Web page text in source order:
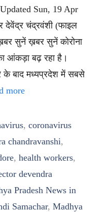
Sun, 19 Apr
देवेंद्र चंद्रवंशी (फाइल
सुनें ख़बर सुनें कोरोना
आंकड़ा बढ़ रहा है।
के बाद मध्यप्रदेश में सबसे
more
, coronavirus
chandravanshi,
, health workers,
devendra
Pradesh News in
Samachar, Madhya